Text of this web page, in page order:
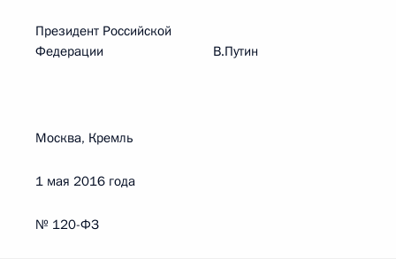
Президент Российской
Федерации В.Путин
Москва, Кремль
1 мая 2016 года
№ 120-ФЗ